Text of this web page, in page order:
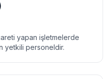
yapan işletmelerde
yetkili personeldir.